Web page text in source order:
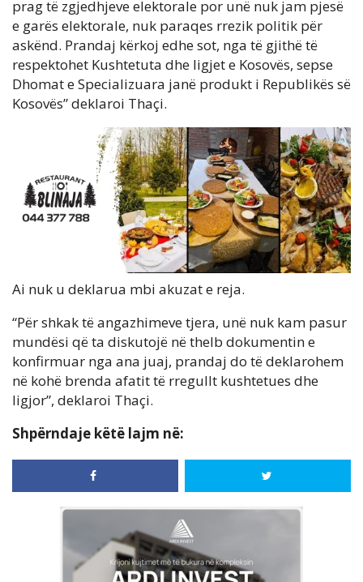
prag të zgjedhjeve elektorale por unë nuk jam pjesë
e garës elektorale, nuk paraqes rrezik politik për
askënd. Prandaj kërkoj edhe sot, nga të gjithë të
respektohet Kushtetuta dhe ligjet e Kosovës, sepse
Dhomat e Specializuara janë produkt i Republikës së
Kosovës” deklaroi Thaçi.
Ai nuk u deklarua mbi akuzat e reja.
“Për shkak të angazhimeve tjera, unë nuk kam pasur
mundësi që ta diskutojë në thelb dokumentin e
konfirmuar nga ana juaj, prandaj do të deklarohem
në kohë brenda afatit të rregullt kushtetues dhe
ligjor”, deklaroi Thaçi.
Shpërndaje këtë lajm në: